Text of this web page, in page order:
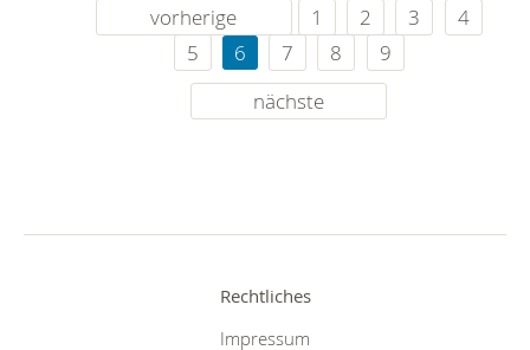
vorherige 1 2 3
4
5
6 7 8
9
nächste
Rechtliches
Impressum